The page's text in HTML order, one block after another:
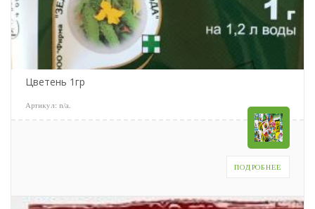
Цветень 1гр
Артикул: n/a
ПОДРОБНЕЕ